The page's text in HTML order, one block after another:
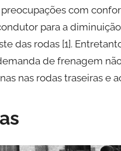
com
para a
das rodas [1].
de frenagem
nas rodas traseiras e